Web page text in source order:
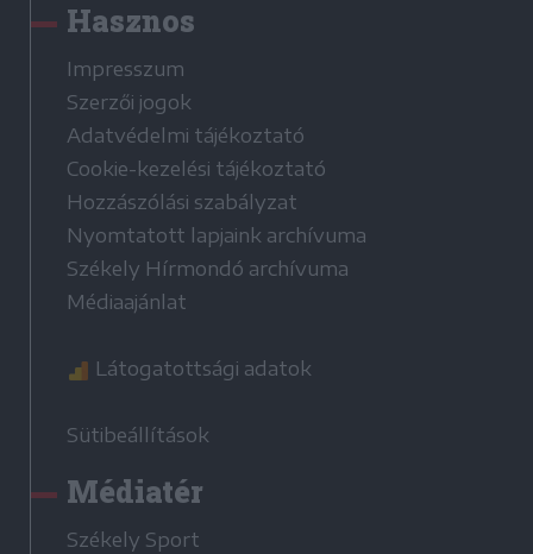
Hasznos
Impresszum
Szerzői jogok
Adatvédelmi tájékoztató
Cookie-kezelési tájékoztató
Hozzászólási szabályzat
Nyomtatott lapjaink archívuma
Székely Hírmondó archívuma
Médiaajánlat
Látogatottsági adatok
Sütibeállítások
Médiatér
Székely Sport